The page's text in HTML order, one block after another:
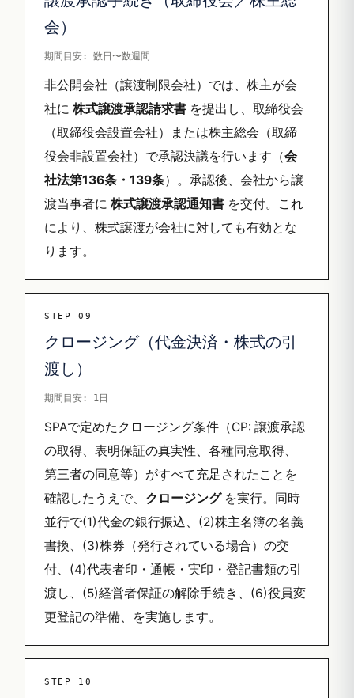
会）
期間目安: 数日〜数週間
非公開会社（譲渡制限会社）では、株主が会
社に 株式譲渡承認請求書 を提出し、取締役会
（取締役会設置会社）または株主総会（取締
役会非設置会社）で承認決議を行います（会
社法第136条・139条）。承認後、会社から譲
渡当事者に 株式譲渡承認通知書 を交付。これ
により、株式譲渡が会社に対しても有効とな
ります。
STEP 09
クロージング（代金決済・株式の引
渡し）
期間目安: 1日
SPAで定めたクロージング条件（CP: 譲渡承認
の取得、表明保証の真実性、各種同意取得、
第三者の同意等）がすべて充足されたことを
確認したうえで、 クロージングを実行。同時
並行で(1)代金の銀行振込、(2)株主名簿の名義
書換、(3)株券（発行されている場合）の交
付、(4)代表者印・通帳・実印・登記書類の引
渡し、(5)経営者保証の解除手続き、(6)役員変
更登記の準備、を実施します。
STEP 10